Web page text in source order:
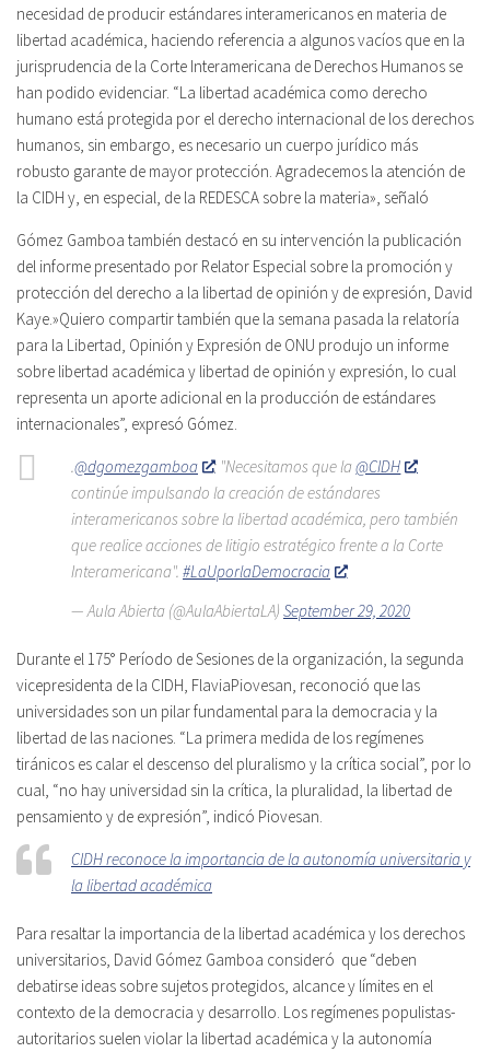
necesidad de producir estándares interamericanos en materia de
libertad académica, haciendo referencia a algunos vacíos que en la
jurisprudencia de la Corte Interamericana de Derechos Humanos se
han podido evidenciar. “La libertad académica como derecho
humano está protegida por el derecho internacional de los derechos
humanos, sin embargo, es necesario un cuerpo jurídico más
robusto garante de mayor protección. Agradecemos la atención de
la CIDH y, en especial, de la REDESCA sobre la materia», señaló
Gómez Gamboa también destacó en su intervención la publicación
del informe presentado por Relator Especial sobre la promoción y
protección del derecho a la libertad de opinión y de expresión, David
Kaye.»Quiero compartir también que la semana pasada la relatoría
para la Libertad, Opinión y Expresión de ONU produjo un informe
sobre libertad académica y libertad de opinión y expresión, lo cual
representa un aporte adicional en la producción de estándares
internacionales”, expresó Gómez.
.@dgomezgamboa : "Necesitamos que la@CIDH
continúe impulsando la creación de estándares
interamericanos sobre la libertad académica, pero también
que realice acciones de litigio estratégico frente a la Corte
Interamericana". #LaUporlaDemocracia
— Aula Abierta (@AulaAbiertaLA) September 29, 2020
Durante el 175° Período de Sesiones de la organización, la segunda
vicepresidenta de la CIDH, FlaviaPiovesan, reconoció que las
universidades son un pilar fundamental para la democracia y la
libertad de las naciones. “La primera medida de los regímenes
tiránicos es calar el descenso del pluralismo y la crítica social”, por lo
cual, “no hay universidad sin la crítica, la pluralidad, la libertad de
pensamiento y de expresión”, indicó Piovesan.
CIDH reconoce la importancia de la autonomía universitaria y
la libertad académica
Para resaltar la importancia de la libertad académica y los derechos
universitarios, David Gómez Gamboa consideró que “deben
debatirse ideas sobre sujetos protegidos, alcance y límites en el
contexto de la democracia y desarrollo. Los regímenes populistas-
autoritarios suelen violar la libertad académica y la autonomía